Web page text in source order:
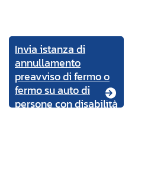
Invia istanza di
annullamento
preavviso di fermo o
fermo su auto di
persone con disabilità